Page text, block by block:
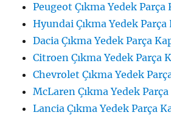
Peugeot Çıkma Yedek Parça
Hyundai Çıkma Yedek
Dacia Çıkma Yedek Parça
Citroen Çıkma Yedek Parça
Chevrolet Çıkma Yedek
McLaren Çıkma Yedek
Lancia Çıkma Yedek Parça